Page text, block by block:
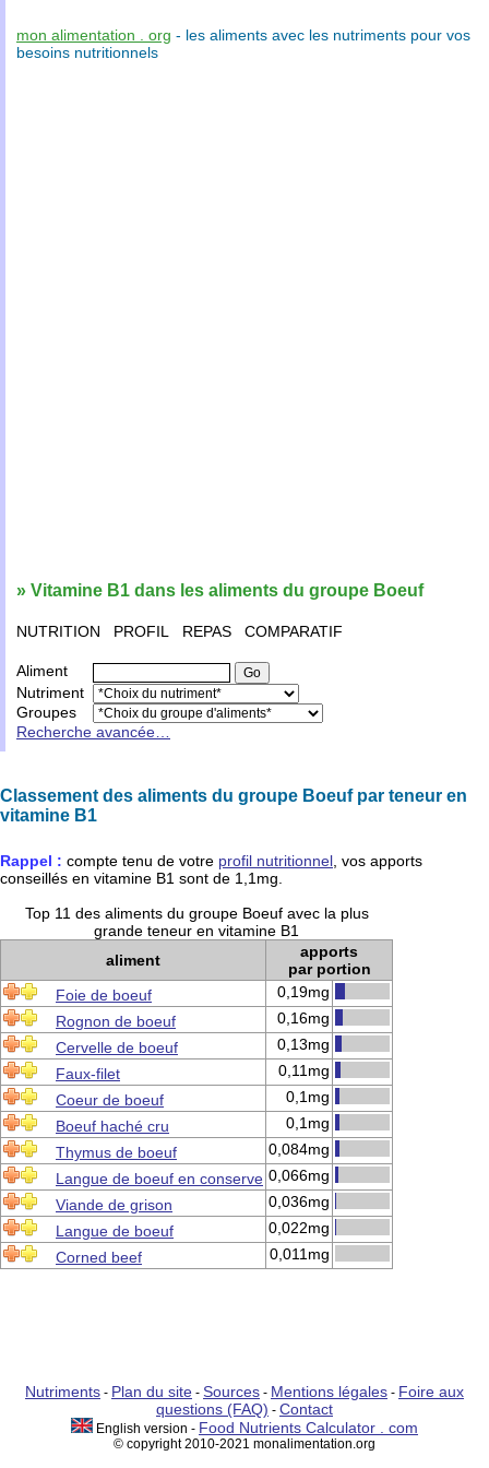
mon alimentation . org - les aliments avec les nutriments pour vos
besoins nutritionnels
» Vitamine B1 dans les aliments du groupe Boeuf
NUTRITION PROFIL REPAS COMPARATIF
Aliment
Nutriment
Groupes
Recherche avancée…
Classement des aliments du groupe Boeuf par teneur en
vitamine B1
Rappel : compte tenu de votre profil nutritionnel , vos apports
conseillés en vitamine B1 sont de 1,1mg
Top 11 des aliments du groupe Boeuf avec la plus
grande teneur en vitamine B1
aliment
apports
par portion
Foie de boeuf
0,19mg
Rognon de boeuf
0,16mg
Cervelle de boeuf
0,13mg
Faux-filet
0,11mg
Coeur de boeuf
0,1mg
Boeuf haché cru
0,1mg
Thymus de boeuf
0,084mg
Langue de boeuf en conserve 0,066mg
Viande de grison
0,036mg
Langue de boeuf
0,022mg
Corned beef
0,011mg
Nutriments - Plan du site - Sources - Mentions légales - Foire aux
questions (FAQ) - Contact
English version - Food Nutrients Calculator . com
© copyright 2010-2021 monalimentation.org